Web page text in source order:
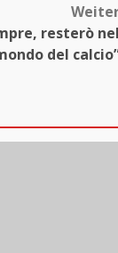
resterò
del